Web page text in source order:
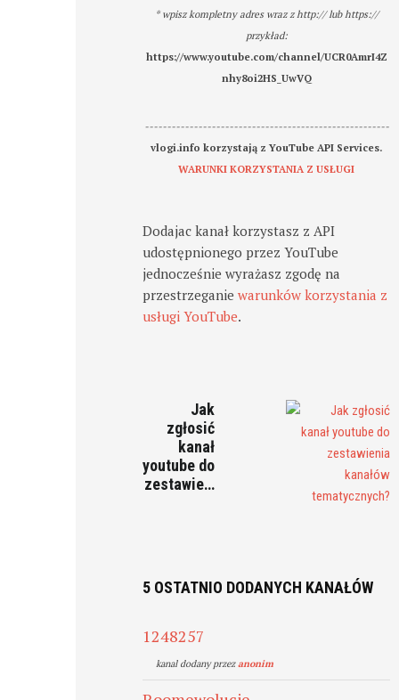
* wpisz kompletny adres wraz z http:// lub https://
przykład:
https://www.youtube.com/channel/UCR0AmrI4Z
nhy8oi2HS_UwVQ
-------------------------------------------------------
vlogi.info korzystają z YouTube API Services.
WARUNKI KORZYSTANIA Z USŁUGI
Dodajac kanał korzystasz z API
udostępnionego przez YouTube
jednocześnie wyrażasz zgodę na
przestrzeganiewarunków korzystania z
usługi YouTube.
Jak
zgłosić
kanał
youtube do
zestawie…
5 OSTATNIO DODANYCH KANAŁÓW
1248257
kanal dodany przezanonim